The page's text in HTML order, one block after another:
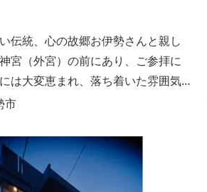
伝統、心の故郷お伊勢さんと親し
宮（外宮）の前にあり、ご参拝に
は大変恵まれ、落ち着いた雰囲気
でご愛顧を頂いております。
市